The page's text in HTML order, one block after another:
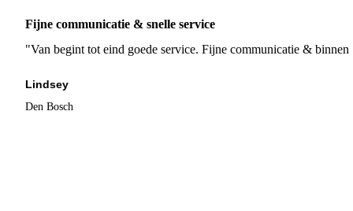
Fijne communicatie & snelle service
"Van begint tot eind goede service. Fijne communicatie &
Lindsey
Den Bosch